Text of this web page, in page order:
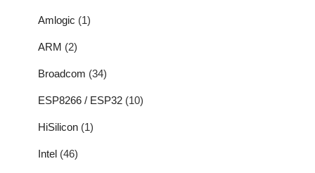
Amlogic (1)
ARM (2)
Broadcom (34)
ESP8266 / ESP32 (10)
HiSilicon (1)
Intel (46)